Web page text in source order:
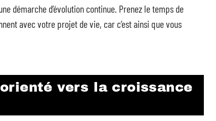
démarche d’évolution continue. Prenez le temps de
avec votre projet de vie, car c’est ainsi que vous
vers la croissance